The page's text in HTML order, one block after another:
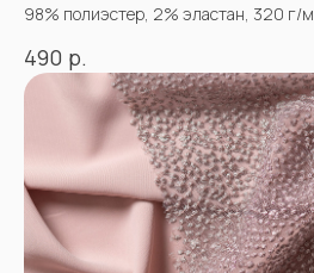
98% полиэстер, 2% эластан, 320 г/м
490 р.